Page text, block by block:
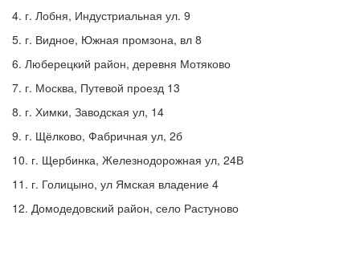
4. г. Лобня, Индустриальная ул. 9
5. г. Видное, Южная промзона, вл 8
6. Люберецкий район, деревня Мотяково
7. г. Москва, Путевой проезд 13
8. г. Химки, Заводская ул, 14
9. г. Щёлково, Фабричная ул, 2б
10. г. Щербинка, Железнодорожная ул, 24В
11. г. Голицыно, ул Ямская владение 4
12. Домодедовский район, село Растуново